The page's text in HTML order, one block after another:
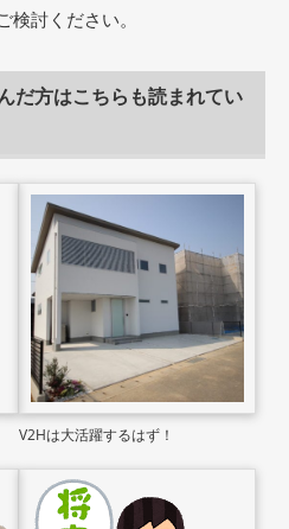
討ください。
だ方はこちらも読まれてい
V2Hは大活躍するはず！